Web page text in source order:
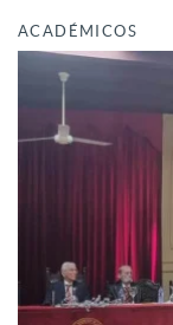
ACADÉMICOS